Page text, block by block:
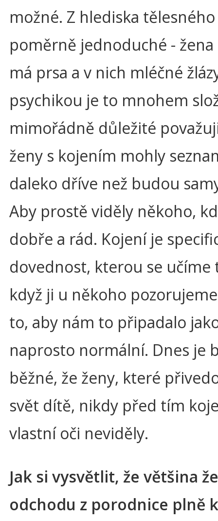
možné. Z hlediska
poměrně jednoduché -
má prsa a v nich mléčné
psychikou je to mnohem
mimořádně důležité
ženy s kojením mohly
daleko dříve než budou
Aby prostě viděly někoho,
dobře a rád. Kojení je
dovednost, kterou se učíme
když ji u někoho
to, aby nám to připadalo
naprosto normální. Dnes je
běžné, že ženy, které
svět dítě, nikdy před tím
vlastní oči neviděly.
Jak si vysvětlit, že většina
odchodu z porodnice plně